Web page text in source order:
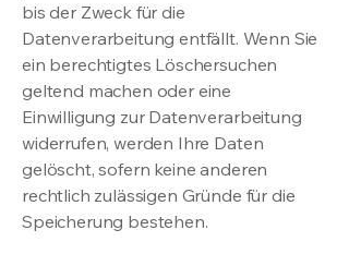
bis der Zweck für die
Datenverarbeitung entfällt. Wenn Sie
ein berechtigtes Löschersuchen
geltend machen oder eine
Einwilligung zur Datenverarbeitung
widerrufen, werden Ihre Daten
gelöscht, sofern keine anderen
rechtlich zulässigen Gründe für die
Speicherung bestehen.